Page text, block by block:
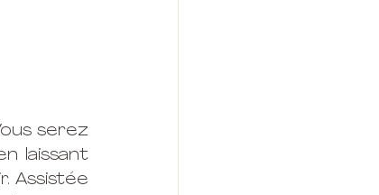
serez
laissant
Assistée